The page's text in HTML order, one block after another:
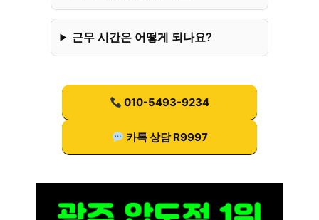
근무 시간은 어떻게 되나요?
010-5493-9234
카톡 상담 R9997